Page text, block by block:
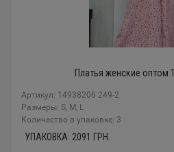
Платья женские оптом
Артикул: 14938206 249-2
Размеры: S, M, L
Количество в упаковке: 3
УПАКОВКА: 2091 ГРН.